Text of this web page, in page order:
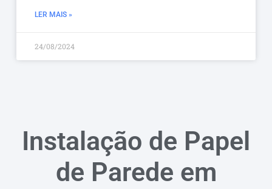
LER MAIS »
24/08/2024
Instalação de Papel
de Parede em